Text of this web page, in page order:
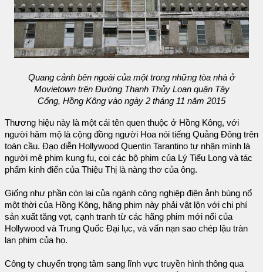
Quang cảnh bên ngoài của một trong những tòa nhà ở
Movietown trên Đường Thanh Thủy Loan quận Tây
Cống, Hồng Kông vào ngày 2 tháng 11 năm 2015
Thương hiệu này là một cái tên quen thuộc ở Hồng Kông, với
người hâm mộ là cộng đồng người Hoa nói tiếng Quảng Đông trên
toàn cầu. Đạo diễn Hollywood Quentin Tarantino tự nhận mình là
người mê phim kung fu, coi các bộ phim của Lý Tiểu Long và tác
phẩm kinh điển của Thiệu Thị là nàng thơ của ông.
Giống như phần còn lại của ngành công nghiệp điện ảnh bùng nổ
một thời của Hồng Kông, hãng phim này phải vật lộn với chi phí
sản xuất tăng vọt, cạnh tranh từ các hãng phim mới nổi của
Hollywood và Trung Quốc Đại lục, và vấn nạn sao chép lậu tràn
lan phim của họ.
Công ty chuyển trọng tâm sang lĩnh vực truyền hình thông qua